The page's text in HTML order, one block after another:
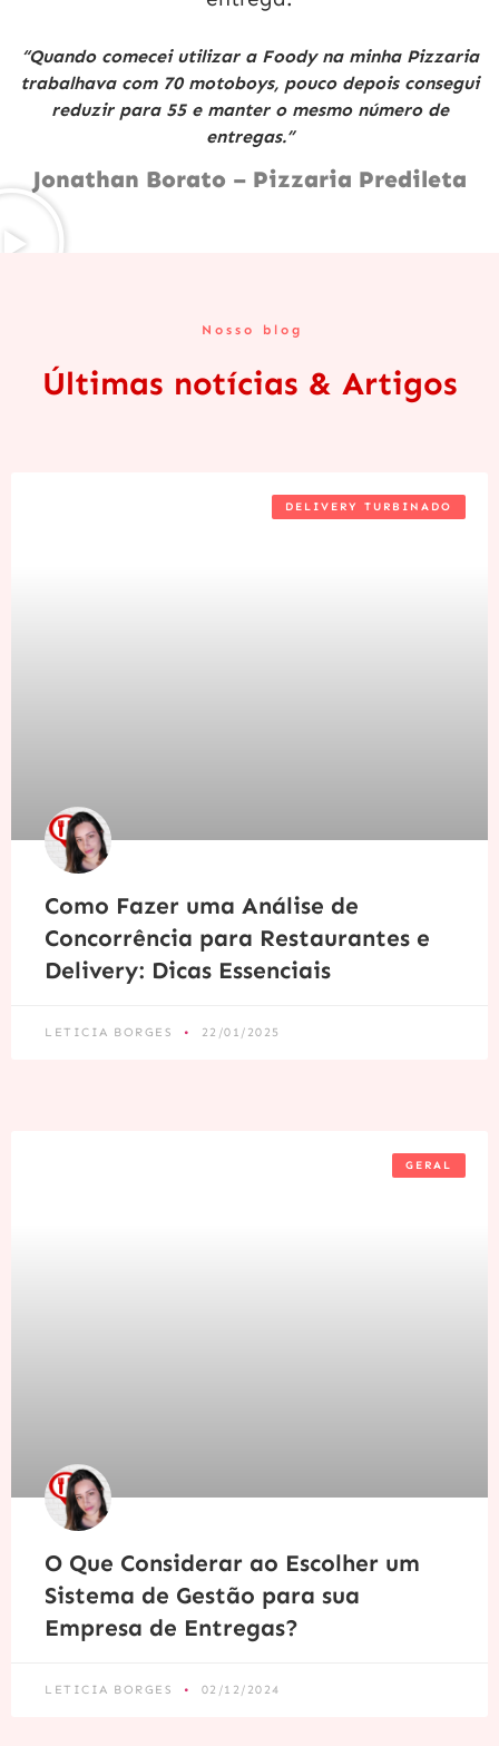
“Quando comecei utilizar a Foody na minha Pizzaria
trabalhava com 70 motoboys, pouco depois consegui
reduzir para 55 e manter o mesmo número de
entregas.”
Jonathan Borato – Pizzaria Predileta
Nosso blog
Últimas notícias & Artigos
DELIVERY TURBINADO
Como Fazer uma Análise de
Concorrência para Restaurantes e
Delivery: Dicas Essenciais
LETICIA BORGES 22/01/2025
GERAL
O Que Considerar ao Escolher um
Sistema de Gestão para sua
Empresa de Entregas?
LETICIA BORGES 02/12/2024